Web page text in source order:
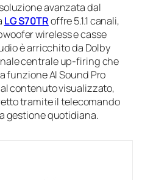
avanzata dal
LG S70TRoffre 5.1.1 canali,
wireless e casse
è arricchito da Dolby
centrale up-firing che
funzione AI Sound Pro
contenuto visualizzato,
tramite il telecomando
gestione quotidiana.